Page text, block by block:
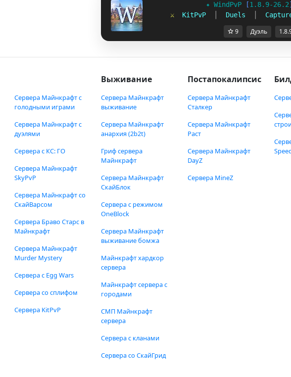
✦ WindPvP [1.8.9-26.2
⚔ KitPvP Duels
9 Дуэль
Сервера Майнкрафт с
голодными играми
Сервера Майнкрафт с
дуэлями
Сервера с КС: ГО
Сервера Майнкрафт
SkyPvP
Сервера Майнкрафт со
СкайВарсом
Сервера Браво Старс в
Майнкрафт
Сервера Майнкрафт
Murder Mystery
Сервера с Egg Wars
Сервера со сплифом
Сервера KitPvP
Выживание
Сервера Майнкрафт
выживание
Сервера Майнкрафт
анархия (2b2t)
Гриф сервера
Майнкрафт
Сервера Майнкрафт
СкайБлок
Сервера с режимом
OneBlock
Сервера Майнкрафт
выживание бомжа
Майнкрафт хардкор
сервера
Майнкрафт сервера с
городами
СМП Майнкрафт
сервера
Сервера с кланами
Сервера со СкайГрид
Постапокалипсис
Сервера Майнкрафт
Сталкер
Сервера Майнкрафт
Раст
Сервера Майнкрафт
DayZ
Сервера MineZ